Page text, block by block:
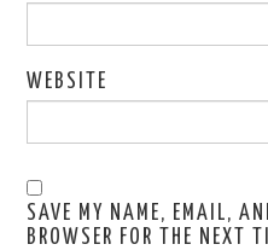
WEBSITE
SAVE MY NAME, EMAIL,
BROWSER FOR THE NEXT